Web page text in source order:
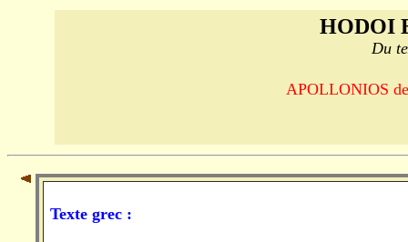
HODOI
Du
APOLLONIOS
Texte grec :